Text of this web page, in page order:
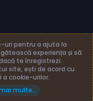
Acasă
Made with
uri pentru a ajuta la
experiența și să
te înregistrezi.
site, ești de acord cu
cookie-urilor.
multe...